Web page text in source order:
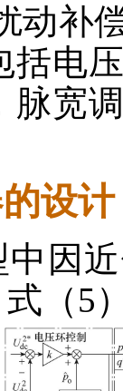
动补
括电
脉宽
设计
因
（5